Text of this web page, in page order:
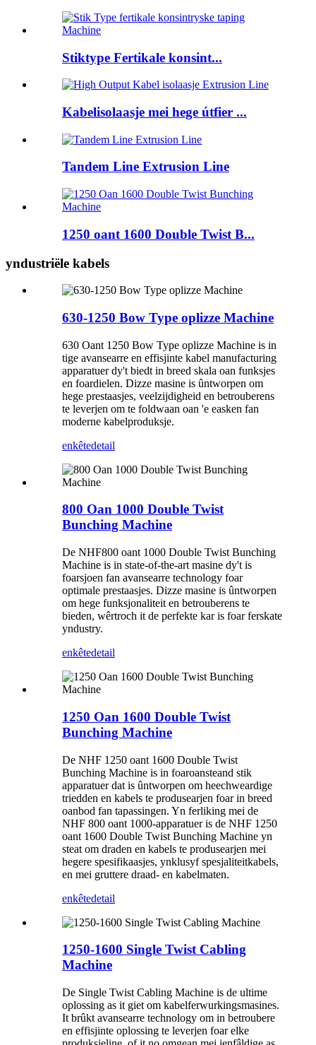
Stiktype Fertikale konsint...
Kabelisolaasje mei hege útfier ...
Tandem Line Extrusion Line
1250 oant 1600 Double Twist B...
yndustriële kabels
630-1250 Bow Type oplizze Machine
630 Oant 1250 Bow Type oplizze Machine is in
tige avansearre en effisjinte kabel manufacturing
apparatuer dy't biedt in breed skala oan funksjes
en foardielen. Dizze masine is ûntworpen om
hege prestaasjes, veelzijdigheid en betrouberens
te leverjen om te foldwaan oan 'e easken fan
moderne kabelproduksje.
enkêtedetail
800 Oan 1000 Double Twist
Bunching Machine
De NHF800 oant 1000 Double Twist Bunching
Machine is in state-of-the-art masine dy't is
foarsjoen fan avansearre technology foar
optimale prestaasjes. Dizze masine is ûntworpen
om hege funksjonaliteit en betrouberens te
bieden, wêrtroch it de perfekte kar is foar ferskate
yndustry.
enkêtedetail
1250 Oan 1600 Double Twist
Bunching Machine
De NHF 1250 oant 1600 Double Twist
Bunching Machine is in foaroansteand stik
apparatuer dat is ûntworpen om heechweardige
triedden en kabels te produsearjen foar in breed
oanbod fan tapassingen. Yn ferliking mei de
NHF 800 oant 1000-apparatuer is de NHF 1250
oant 1600 Double Twist Bunching Machine yn
steat om draden en kabels te produsearjen mei
hegere spesifikaasjes, ynklusyf spesjaliteitkabels,
en mei gruttere draad- en kabelmaten.
enkêtedetail
1250-1600 Single Twist Cabling
Machine
De Single Twist Cabling Machine is de ultime
oplossing as it giet om kabelferwurkingsmasines.
It brûkt avansearre technology om in betroubere
en effisjinte oplossing te leverjen foar elke